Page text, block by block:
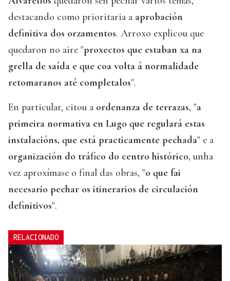
destacando como prioritaria a aprobación
definitiva dos orzamentos. Arroxo explicou que
quedaron no aire "proxectos que estaban xa na
grella de saída e que coa volta á normalidade
retomaranos até completalos".
En particular, citou a ordenanza de terrazas, "a
primeira normativa en Lugo que regulará estas
instalacións, que está practicamente pechada" e a
organización do tráfico do centro histórico, unha
vez aproxímase o final das obras, "o que fai
necesario pechar os itinerarios de circulación
definitivos".
RELACIONADO